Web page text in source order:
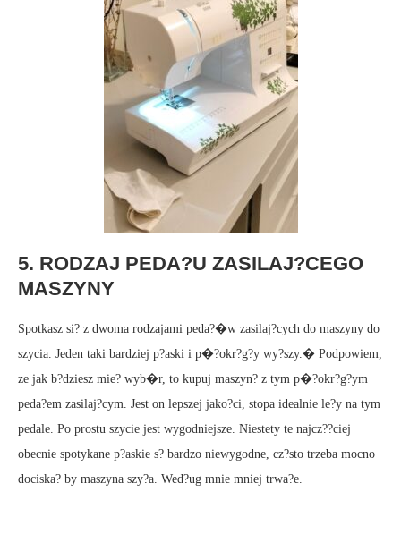
5. RODZAJ PEDA?U ZASILAJ?CEGO
MASZYNY
Spotkasz si? z dwoma rodzajami peda?�w zasilaj?cych do maszyny do
szycia. Jeden taki bardziej p?aski i p�?okr?g?y wy?szy.� Podpowiem,
ze jak b?dziesz mie? wyb�r, to kupuj maszyn? z tym p�?okr?g?ym
peda?em zasilaj?cym. Jest on lepszej jako?ci, stopa idealnie le?y na tym
pedale. Po prostu szycie jest wygodniejsze. Niestety te najcz??ciej
obecnie spotykane p?askie s? bardzo niewygodne, cz?sto trzeba mocno
dociska? by maszyna szy?a. Wed?ug mnie mniej trwa?e.